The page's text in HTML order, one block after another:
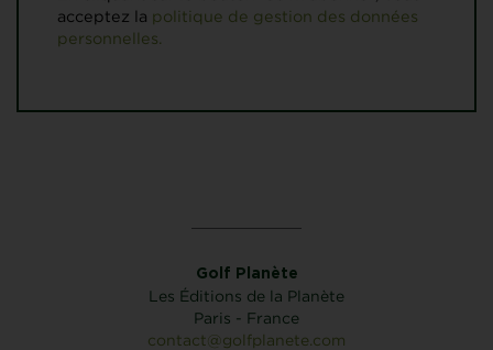
acceptez la politique de gestion des données
personnelles.
Golf Planète
Les Éditions de la Planète
Paris - France
contact@golfplanete.com